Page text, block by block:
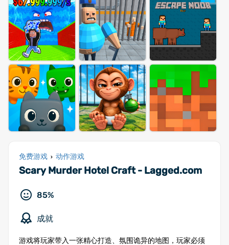
免费游戏 › 动作游戏
Scary Murder Hotel Craft - Lagged.com
85%
成就
游戏将玩家带入一张精心打造、氛围诡异的地图，玩家必须